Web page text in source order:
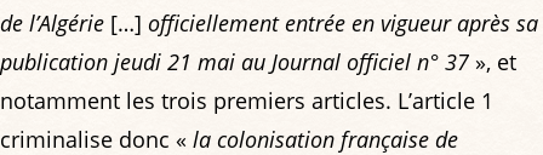
de l’Algérie […] officiellement entrée en vigueur après sa
publication jeudi 21 mai au Journal officiel n° 37 », et
notamment les trois premiers articles. L’article 1
criminalise donc « la colonisation française de